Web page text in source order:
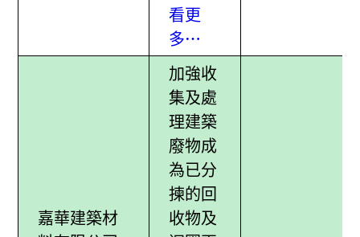
看更
多…
嘉華建築材
加強收
集及處
理建築
廢物成
為已分
揀的回
收物及